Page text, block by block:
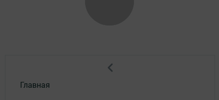
Главная